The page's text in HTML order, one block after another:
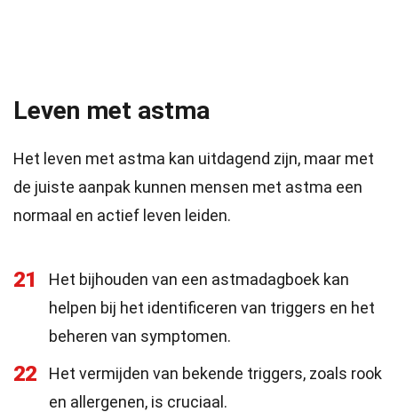
Leven met astma
Het leven met astma kan uitdagend zijn, maar met
de juiste aanpak kunnen mensen met astma een
normaal en actief leven leiden.
21
Het bijhouden van een astmadagboek kan
helpen bij het identificeren van triggers en het
beheren van symptomen.
22
Het vermijden van bekende triggers, zoals rook
en allergenen, is cruciaal.